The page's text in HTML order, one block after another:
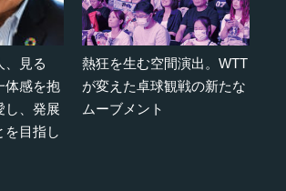
、見る
体感を抱
し、発展
を目指し
熱狂を生む空間演出。WTT
が変えた卓球観戦の新たな
ムーブメント